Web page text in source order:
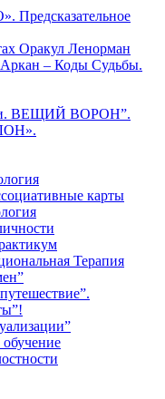
Оракул Ленорман
– Коды Судьбы.
ВЕЩИЙ ВОРОН”.
карты
Терапия